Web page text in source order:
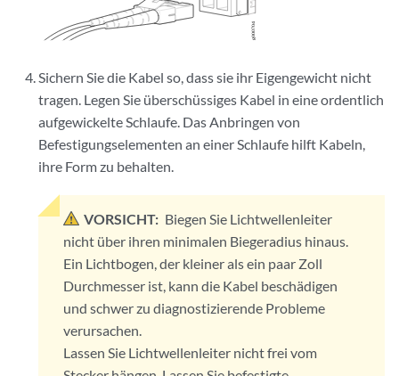
Sichern Sie die Kabel so, dass sie ihr Eigengewicht nicht
tragen. Legen Sie überschüssiges Kabel in eine ordentlich
aufgewickelte Schlaufe. Das Anbringen von
Befestigungselementen an einer Schlaufe hilft Kabeln,
ihre Form zu behalten.
VORSICHT: Biegen Sie Lichtwellenleiter
nicht über ihren minimalen Biegeradius hinaus.
Ein Lichtbogen, der kleiner als ein paar Zoll
Durchmesser ist, kann die Kabel beschädigen
und schwer zu diagnostizierende Probleme
verursachen.
Lassen Sie Lichtwellenleiter nicht frei vom